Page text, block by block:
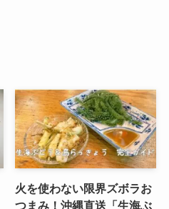
火を使わない限界ズボラお
つまみ！沖縄直送「生海ぶ